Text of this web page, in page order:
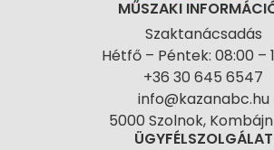
MŰSZAKI
Szaktanácsadás
Hétfő – Péntek: 08:00 –
+36 30 645 6547
info@kazanabc.hu
5000 Szolnok, Kombájn
ÜGYFÉLSZOLGÁLAT